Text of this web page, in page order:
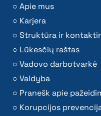
Apie mus
Karjera
Struktūra ir
Lūkesčių raštas
Vadovo darbotvarkė
Valdyba
Pranešk apie
Korupcijos